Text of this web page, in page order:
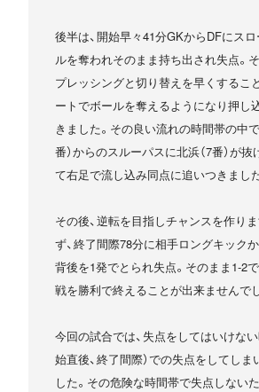
後半は、開始早々41分GKからDFにス
ルを奪われそのまま持ち出され失点。
プレッシングと切り替えを早くするこ
ートでボールを奪えるようになり押し
きました。その良い流れの時間帯の中で
番）からのスルーパスに北浜（7番）が
て右足で流し込み同点に追いつきました
その後、逆転を目指しチャンスを作り
ず、終了間際78分に相手ロングキック
背後を1発でとられ失点。そのまま1-2
戦を勝利で終えることが出来ませんで
今回の試合では、失点をしてはいけな
始直後、終了間際）での失点をしてしま
した。その危険な時間帯で失点しない